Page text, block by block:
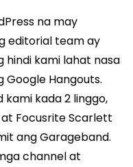
na may
editorial team ay
kami lahat nasa
Google Hangouts.
kada 2 linggo,
Focusrite Scarlett
ang Garageband.
channel at